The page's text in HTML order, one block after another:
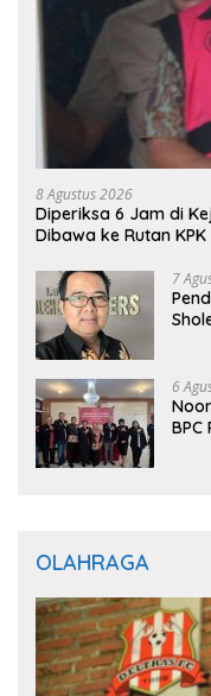
8 Agustus 2026
Diperiksa 6 Jam di
Dibawa ke Rutan KPK
7
6
BPC
OLAHRAGA